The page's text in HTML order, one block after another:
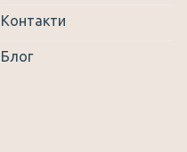
Контакти
Блог